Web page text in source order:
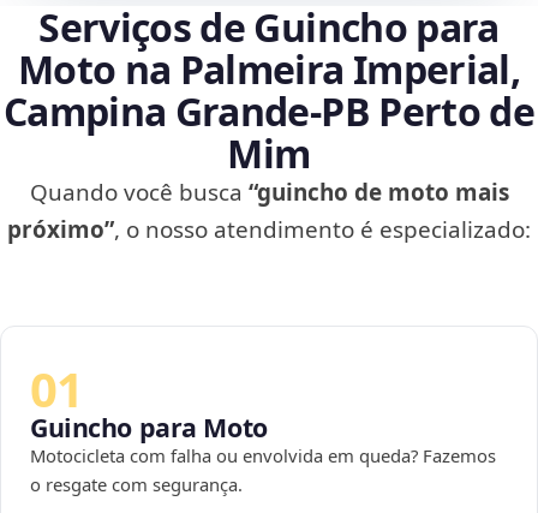
Serviços de Guincho para
Moto na Palmeira Imperial,
Campina Grande‑PB Perto de
Mim
Quando você busca “guincho de moto mais
próximo”, o nosso atendimento é especializado:
01
Guincho para Moto
Motocicleta com falha ou envolvida em queda? Fazemos
o resgate com segurança.